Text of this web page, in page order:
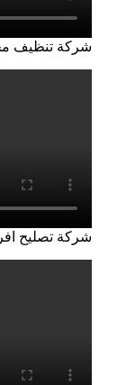
شركة تنظيف
شركة تصليح